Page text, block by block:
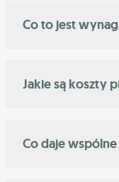
Co to jest
Jakie są koszty
Co daje wspólne